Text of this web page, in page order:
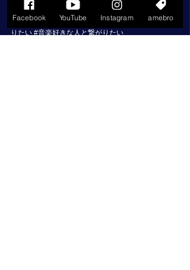
#おうちごはん
#晩酌
#音楽 #音楽好き #音楽のある生活 #音楽好きと繋が
りたい #音楽好きな人と繋がりたい
Facebook YouTube Instagram amebro